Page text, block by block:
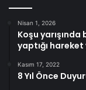
Nisan 1, 2026
Koşu
yaptığı hareket
Kasım 17, 2022
8 Yıl Önce